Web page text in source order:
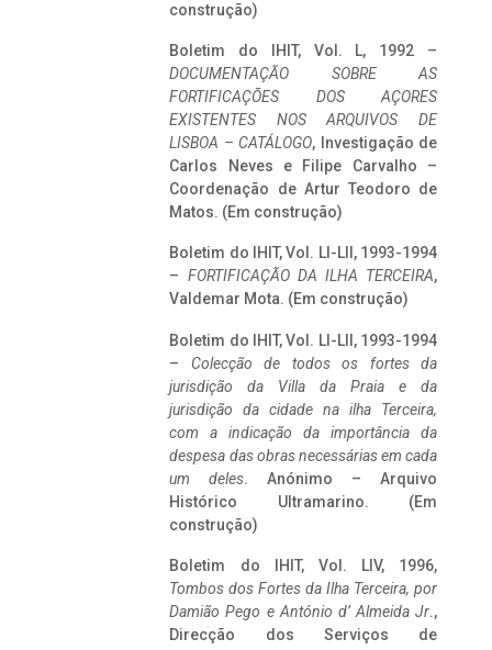
construção)
Boletim do IHIT, Vol. L, 1992 –
DOCUMENTAÇÃO SOBRE AS
FORTIFICAÇÕES DOS AÇORES
EXISTENTES NOS ARQUIVOS DE
LISBOA – CATÁLOGO, Investigação de
Carlos Neves e Filipe Carvalho –
Coordenação de Artur Teodoro de
Matos. (Em construção)
Boletim do IHIT, Vol. LI-LII, 1993-1994
– FORTIFICAÇÃO DA ILHA TERCEIRA,
Valdemar Mota. (Em construção)
Boletim do IHIT, Vol. LI-LII, 1993-1994
– Colecção de todos os fortes da
jurisdição da Villa da Praia e da
jurisdição da cidade na ilha Terceira,
com a indicação da importância da
despesa das obras necessárias em cada
um deles. Anónimo – Arquivo
Histórico Ultramarino. (Em
construção)
Boletim do IHIT, Vol. LIV, 1996,
Tombos dos Fortes da Ilha Terceira, por
Damião Pego e António d’ Almeida Jr.,
Direcção dos Serviços de